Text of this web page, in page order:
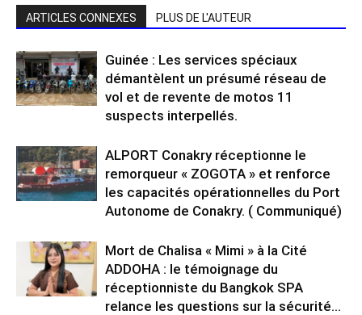
ARTICLES CONNEXES PLUS DE L'AUTEUR
Guinée : Les services spéciaux
démantèlent un présumé réseau de
vol et de revente de motos 11
suspects interpellés.
ALPORT Conakry réceptionne le
remorqueur « ZOGOTA » et renforce
les capacités opérationnelles du Port
Autonome de Conakry. ( Communiqué)
Mort de Chalisa « Mimi » à la Cité
ADDOHA : le témoignage du
réceptionniste du Bangkok SPA
relance les questions sur la sécurité...